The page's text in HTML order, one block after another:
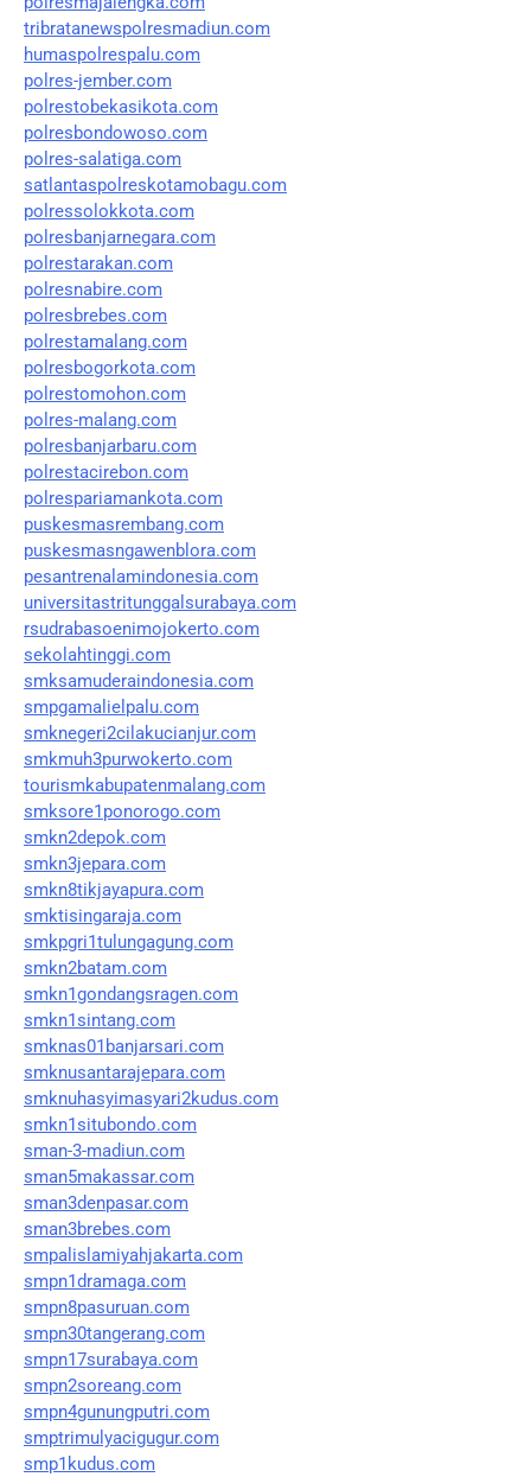
tribratanewspolresmadiun.com
humaspolrespalu.com
polres-jember.com
polrestobekasikota.com
polresbondowoso.com
polres-salatiga.com
satlantaspolreskotamobagu.com
polressolokkota.com
polresbanjarnegara.com
polrestarakan.com
polresnabire.com
polresbrebes.com
polrestamalang.com
polresbogorkota.com
polrestomohon.com
polres-malang.com
polresbanjarbaru.com
polrestacirebon.com
polrespariamankota.com
puskesmasrembang.com
puskesmasngawenblora.com
pesantrenalamindonesia.com
universitastritunggalsurabaya.com
rsudrabasoenimojokerto.com
sekolahtinggi.com
smksamuderaindonesia.com
smpgamalielpalu.com
smknegeri2cilakucianjur.com
smkmuh3purwokerto.com
tourismkabupatenmalang.com
smksore1ponorogo.com
smkn2depok.com
smkn3jepara.com
smkn8tikjayapura.com
smktisingaraja.com
smkpgri1tulungagung.com
smkn2batam.com
smkn1gondangsragen.com
smkn1sintang.com
smknas01banjarsari.com
smknusantarajepara.com
smknuhasyimasyari2kudus.com
smkn1situbondo.com
sman-3-madiun.com
sman5makassar.com
sman3denpasar.com
sman3brebes.com
smpalislamiyahjakarta.com
smpn1dramaga.com
smpn8pasuruan.com
smpn30tangerang.com
smpn17surabaya.com
smpn2soreang.com
smpn4gunungputri.com
smptrimulyacigugur.com
smp1kudus.com